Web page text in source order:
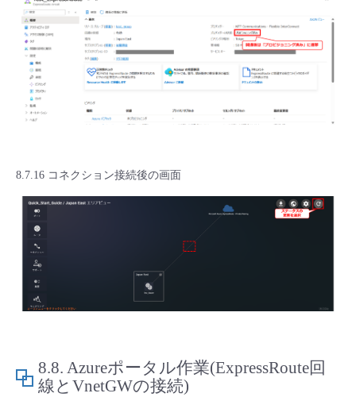
8.7.16 コネクション接続後の画面
8.8. Azureポータル作業(ExpressRoute回
線とVnetGWの接続)